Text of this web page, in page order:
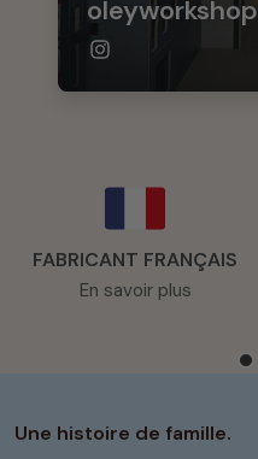
oleyworkshop
FABRICANT FRANÇAIS
En savoir plus
Une histoire de famille.